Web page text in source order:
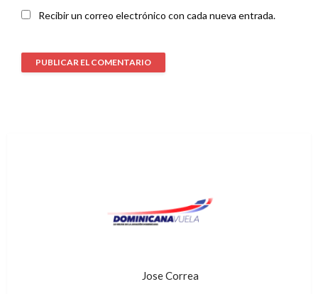
Recibir un correo electrónico con cada nueva entrada.
Jose Correa